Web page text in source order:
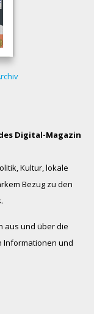
Digital-Magazin
Kultur, lokale
Bezug zu den
aus und über die
Informationen und